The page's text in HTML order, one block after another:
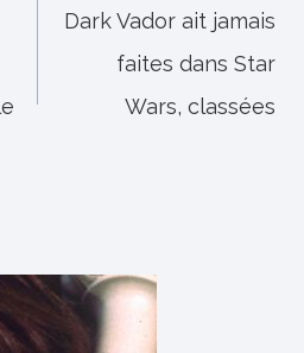
Dark Vador ait jamais
faites dans Star
Wars, classées